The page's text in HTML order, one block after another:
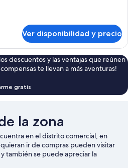
Ver disponibilidad y precio
descuentos y las ventajas que reúnen
te llevan a más aventuras!
gratis
la zona
en el distrito comercial, en
ir de compras pueden visitar
también se puede apreciar la
y Isla de Campeche.